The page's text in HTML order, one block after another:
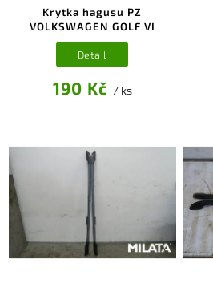
Krytka hagusu PZ
VOLKSWAGEN GOLF VI
190 Kč / ks
Detail